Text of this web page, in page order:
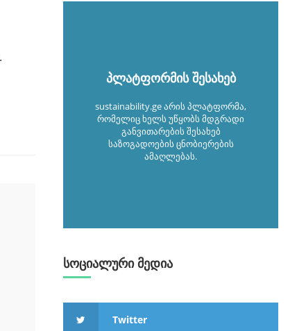
პლატფორმის შესახებ
sustainability.ge არის პლატფორმა,
რომელიც ხელს უწყობს მდგრადი
განვითარების შესახებ
საზოგადოების ცნობიერების
ამაღლებას.
სოციალური მედია
Twitter